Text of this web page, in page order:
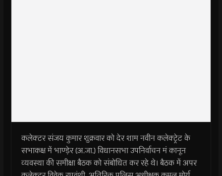
कलेक्टर संजय कुमार शुक्रवार को देर शाम नवीन कलेक्ट्रेट के
सभाकक्ष में भाण्ड़ेर (अ.जा.) विधानसभा उपनिर्वाचन मं कानून
व्यवस्था की समीक्षा बैठक को संबोधित कर रहे थे। बैठक में अपर